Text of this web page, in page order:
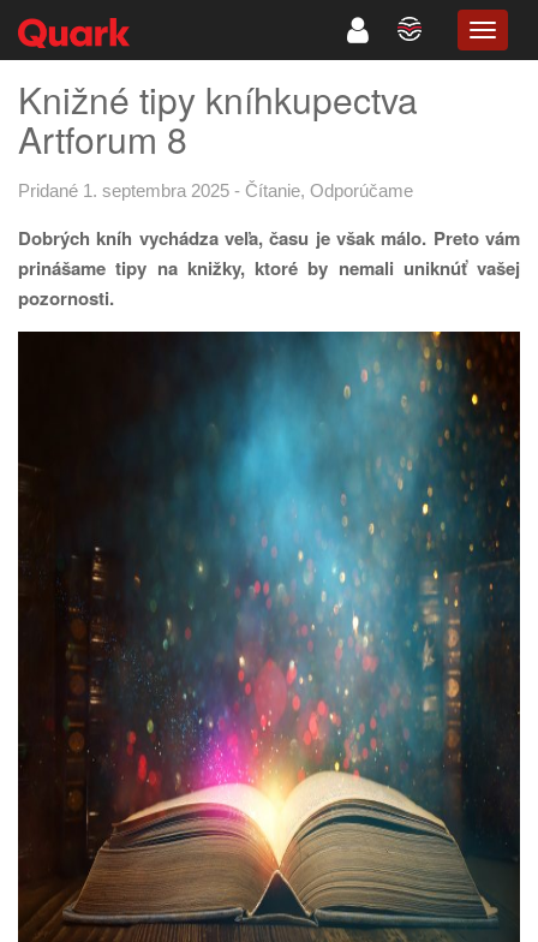
Knižné tipy kníhkupectva
Artforum 8
Pridané 1. septembra 2025 - Čítanie, Odporúčame
Dobrých kníh vychádza veľa, času je však málo. Preto vám
prinášame tipy na knižky, ktoré by nemali uniknúť vašej
pozornosti.